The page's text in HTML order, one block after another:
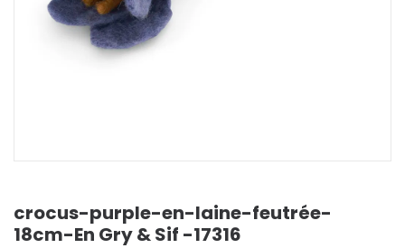
crocus-purple-en-laine-feutrée-
18cm-En Gry & Sif -17316